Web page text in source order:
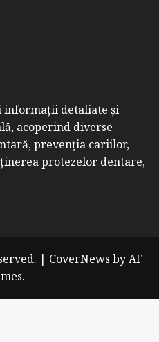
informații detaliate și
acoperind diverse
prevenția cariilor,
protezelor dentare,
| CoverNews by AF